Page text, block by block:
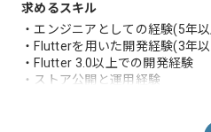
求めるスキル
・エンジニアとしての経験(5年
・Flutterを用いた開発経験(3年
・Flutter 3.0以上での開発経験
・ストア公開と運用経験